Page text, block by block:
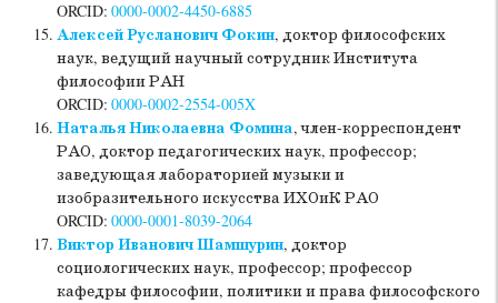
ORCID: 0000-0002-4450-6885
Алексей Русланович Фокин, доктор философских
наук, ведущий научный сотрудник Института
философии РАН
ORCID: 0000-0002-2554-005X
Наталья Николаевна Фомина, член-корреспондент
РАО, доктор педагогических наук, профессор;
заведующая лабораторией музыки и
изобразительного искусства ИХОиК РАО
ORCID: 0000-0001-8039-2064
Виктор Иванович Шамшурин, доктор
социологических наук, профессор; профессор
кафедры философии, политики и права философского